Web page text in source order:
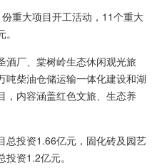
重大项目开工活动，11个重大
酒厂、棠树岭生态休闲观光旅
吨柴油仓储运输一体化建设和湖
，内容涵盖红色文旅、生态养
总投资1.66亿元，固化砖及园艺
资1.2亿元。